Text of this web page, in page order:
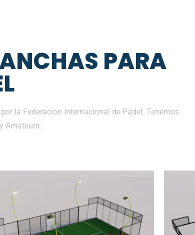
PARA
la Federación Internacional de Pádel. Tenemos
Amateurs.